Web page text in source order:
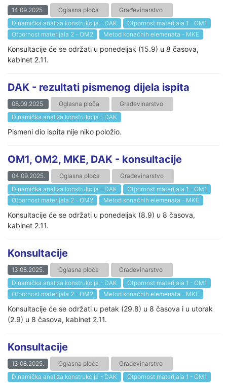
14.09.2025. Oglasna ploča
Građevinarstvo
Dinamička analiza konstrukcija - DAK
Otpornost materijala 1 - OM1
Otpornost materijala 2 - OM2
Metod konačnih elemenata - MKE
Konsultacije će se održati u ponedeljak (15.9) u 8 časova,
kabinet 2.11.
DAK - rezultati pismenog dijela ispita
08.09.2025. Oglasna ploča
Građevinarstvo
Dinamička analiza konstrukcija - DAK
Pismeni dio ispita nije niko položio.
OM1, OM2, MKE, DAK - konsultacije
04.09.2025. Oglasna ploča
Građevinarstvo
Dinamička analiza konstrukcija - DAK
Otpornost materijala 1 - OM1
Otpornost materijala 2 - OM2
Metod konačnih elemenata - MKE
Konsultacije će se održati u ponedeljak (8.9) u 8 časova,
kabinet 2.11.
Konsultacije
13.08.2025. Oglasna ploča
Građevinarstvo
Dinamička analiza konstrukcija - DAK
Otpornost materijala 1 - OM1
Otpornost materijala 2 - OM2
Metod konačnih elemenata - MKE
Konsultacije će se održati u petak (29.8) u 8 časova i u utorak
(2.9) u 8 časova, kabinet 2.11.
Konsultacije
13.08.2025. Oglasna ploča
Građevinarstvo
Dinamička analiza konstrukcija - DAK
Otpornost materijala 1 - OM1